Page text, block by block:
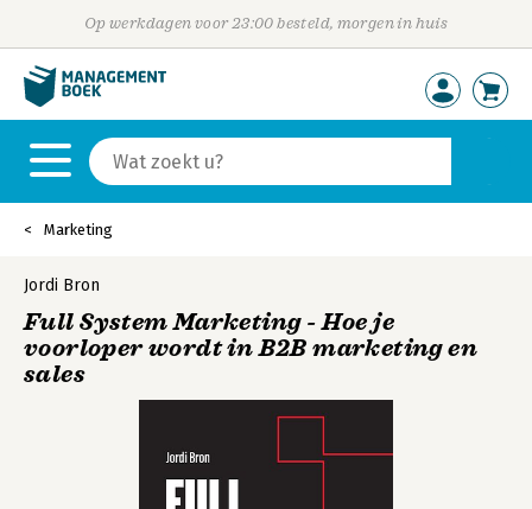
Op werkdagen voor 23:00 besteld, morgen in huis
Marketing
Jordi Bron
Full System Marketing - Hoe je
voorloper wordt in B2B marketing en
sales